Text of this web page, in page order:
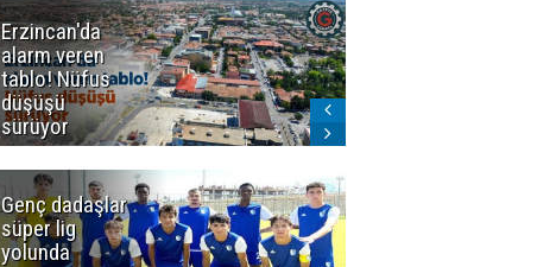
Erzincan'da
alarm veren
tablo! Nüfus
düşüşü
sürüyor
Genç dadaşlar
süper lig
yolunda